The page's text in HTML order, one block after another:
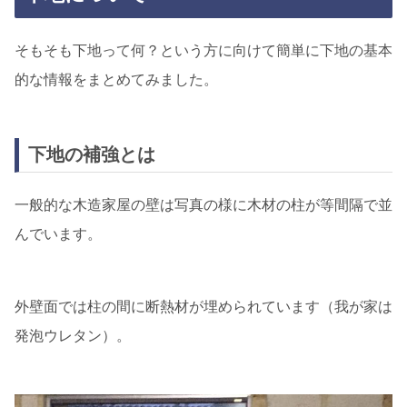
そもそも下地って何？という方に向けて簡単に下地の基本
的な情報をまとめてみました。
下地の補強とは
一般的な木造家屋の壁は写真の様に木材の柱が等間隔で並
んでいます。
外壁面では柱の間に断熱材が埋められています（我が家は
発泡ウレタン）。